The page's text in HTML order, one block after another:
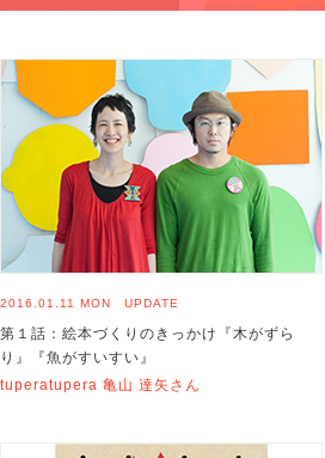
2016.01.11 MON UPDATE
第１話：絵本づくりのきっかけ『木がずら
り』『魚がすいすい』
tuperatupera 亀山 達矢さん